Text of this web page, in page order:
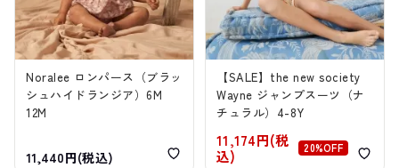
Noralee ロンパース（ブラッ
シュハイドランジア）6M
12M
11,440円(税込)
【SALE】the new society
Wayne ジャンプスーツ（ナ
チュラル）4-8Y
11,174円(税
込)
20%OFF